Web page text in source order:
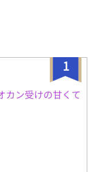
1
カン受けの甘くて